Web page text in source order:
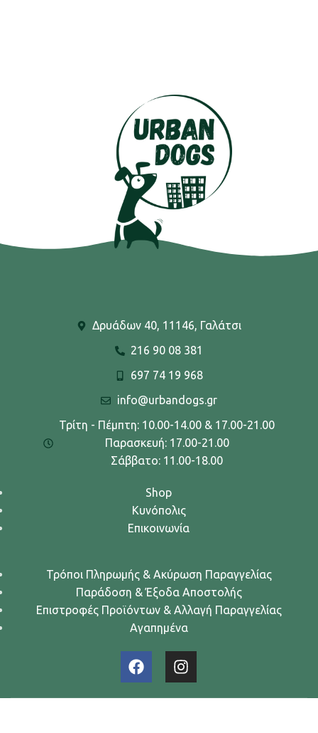
Δρυάδων 40, 11146, Γαλάτσι
216 90 08 381
697 74 19 968
info@urbandogs.gr
Τρίτη - Πέμπτη: 10.00-14.00 & 17.00-21.00
Παρασκευή: 17.00-21.00
Σάββατο: 11.00-18.00
Shop
Κυνόπολις
Επικοινωνία
Τρόποι Πληρωμής & Ακύρωση Παραγγελίας
Παράδοση & Έξοδα Αποστολής
Επιστροφές Προϊόντων & Αλλαγή Παραγγελίας
Αγαπημένα